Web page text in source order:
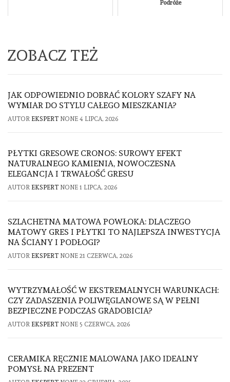
Podróże
ZOBACZ TEŻ
JAK ODPOWIEDNIO DOBRAĆ KOLORY SZAFY NA
WYMIAR DO STYLU CAŁEGO MIESZKANIA?
AUTOR EKSPERT NONE 4 LIPCA, 2026
PŁYTKI GRESOWE CRONOS: SUROWY EFEKT
NATURALNEGO KAMIENIA, NOWOCZESNA
ELEGANCJA I TRWAŁOŚĆ GRESU
AUTOR EKSPERT NONE 1 LIPCA, 2026
SZLACHETNA MATOWA POWŁOKA: DLACZEGO
MATOWY GRES I PŁYTKI TO NAJLEPSZA INWESTYCJA
NA ŚCIANY I PODŁOGI?
AUTOR EKSPERT NONE 21 CZERWCA, 2026
WYTRZYMAŁOŚĆ W EKSTREMALNYCH WARUNKACH:
CZY ZADASZENIA POLIWĘGLANOWE SĄ W PEŁNI
BEZPIECZNE PODCZAS GRADOBICIA?
AUTOR EKSPERT NONE 5 CZERWCA, 2026
CERAMIKA RĘCZNIE MALOWANA JAKO IDEALNY
POMYSŁ NA PREZENT